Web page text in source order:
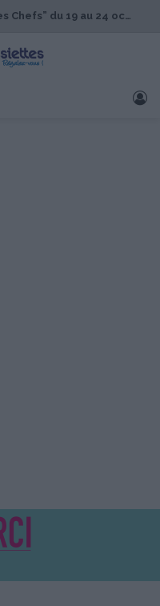
1er Édition de “La Semaine des Chefs” du 19 au 24 octobre 2026